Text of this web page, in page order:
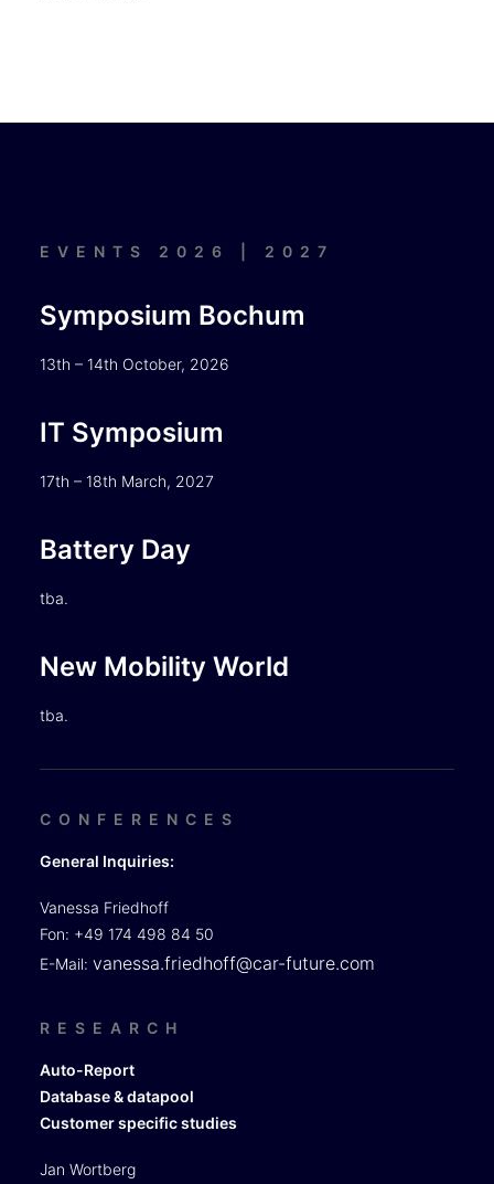
EVENTS 2026 | 2027
Symposium Bochum
13th – 14th October, 2026
IT Symposium
17th – 18th March, 2027
Battery Day
tba.
New Mobility World
tba.
CONFERENCES
General Inquiries:
Vanessa Friedhoff
Fon: +49 174 498 84 50
E-Mail: vanessa.friedhoff@car-future.com
RESEARCH
Auto-Report
Database & datapool
Customer specific studies
Jan Wortberg